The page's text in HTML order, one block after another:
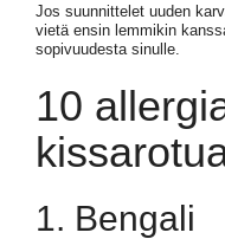
Jos suunnittelet uuden
vietä ensin lemmikin
sopivuudesta sinulle.
10
1. Bengali